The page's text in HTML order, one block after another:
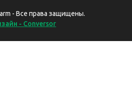
- Все права защищены.
- Conversor